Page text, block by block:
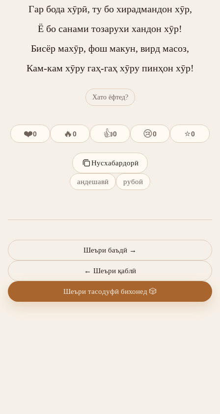
Гар бода хӯрӣ, ту бо хирадмандон хӯр,
Ё бо санами тозарухи хандон хӯр!
Бисёр махӯр, фош макун, вирд масоз,
Кам-кам хӯру гаҳ-гаҳ хӯру пинҳон хӯр!
Хато ёфтед?
❤️0 🔥0 👍0 😢0 ⭐0
Нусхабардорӣ
андешавӣ рубоӣ
← Шеъри қаблӣ
Шеъри баъдӣ →
Шеъри тасодуфӣ бихонед 🎲